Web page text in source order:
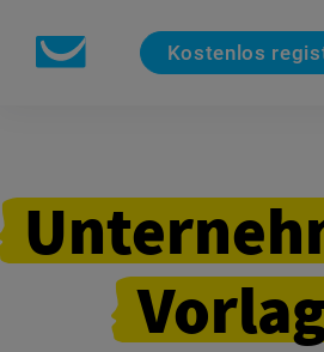
Kostenlos